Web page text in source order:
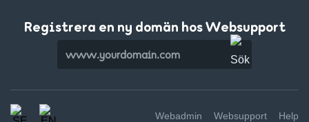
Registrera en ny domän hos Websupport
Webadmin Websupport Help